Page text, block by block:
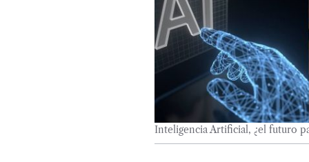
Inteligencia Artificial, ¿el futuro